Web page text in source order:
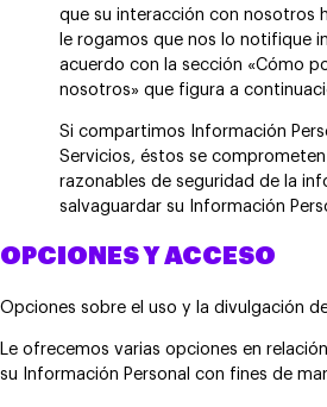
que su interacción con nosotros
le rogamos que nos lo notifique
acuerdo con la sección «Cómo
nosotros» que figura a
Si compartimos Información
Servicios, éstos se
razonables de seguridad de la
salvaguardar su Información
OPCIONES Y ACCESO
Opciones sobre el uso y la divulgación
Le ofrecemos varias opciones en
su Información Personal con fines de